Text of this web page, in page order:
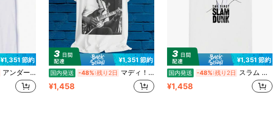
¥1,351 節約
アンダーカバー UNDERCOVER flower Tシャツ 柔らかい 丸首 100%コットン メンズ カジュアル 無地 カットソー ファッション 快適 半袖 春夏
¥1,351 節約
国内発送 -48% 残り2日 マディ！シカゴ?ブルース、デルタ?ブルース、ブルース?ギター、ハーモニカ、ハープ、ブルース?バンド、40年代、50年代、ルシール、アイム?ア?マン、リードベリー、ミ
¥1,458
¥1,351 節約
国内発送 -48% 残り2日 スラム ダンク メンズ Tシャツ 桜木花道 三井寿 流川楓 通学 ファッション カジュアル シャツ おしゃれ 日常着用 快適 軽い 柔らかい 大きいサイズ 春 夏 秋
¥1,458